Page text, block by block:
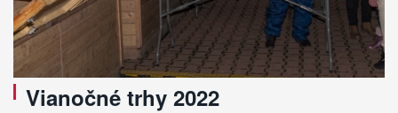
Vianočné trhy 2022